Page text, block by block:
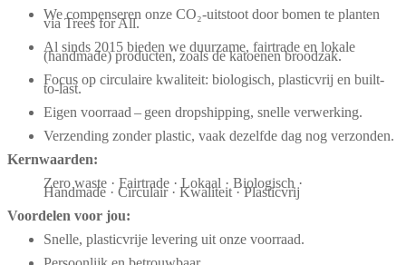
We compenseren onze CO₂-uitstoot door bomen te planten
via Trees for All.
Al sinds 2015 bieden we duurzame, fairtrade en lokale
(handmade) producten, zoals de katoenen broodzak.
Focus op circulaire kwaliteit: biologisch, plasticvrij en built-
to-last.
Eigen voorraad – geen dropshipping, snelle verwerking.
Verzending zonder plastic, vaak dezelfde dag nog verzonden.
Kernwaarden:
Zero waste · Fairtrade · Lokaal · Biologisch ·
Handmade · Circulair · Kwaliteit · Plasticvrij
Voordelen voor jou:
Snelle, plasticvrije levering uit onze voorraad.